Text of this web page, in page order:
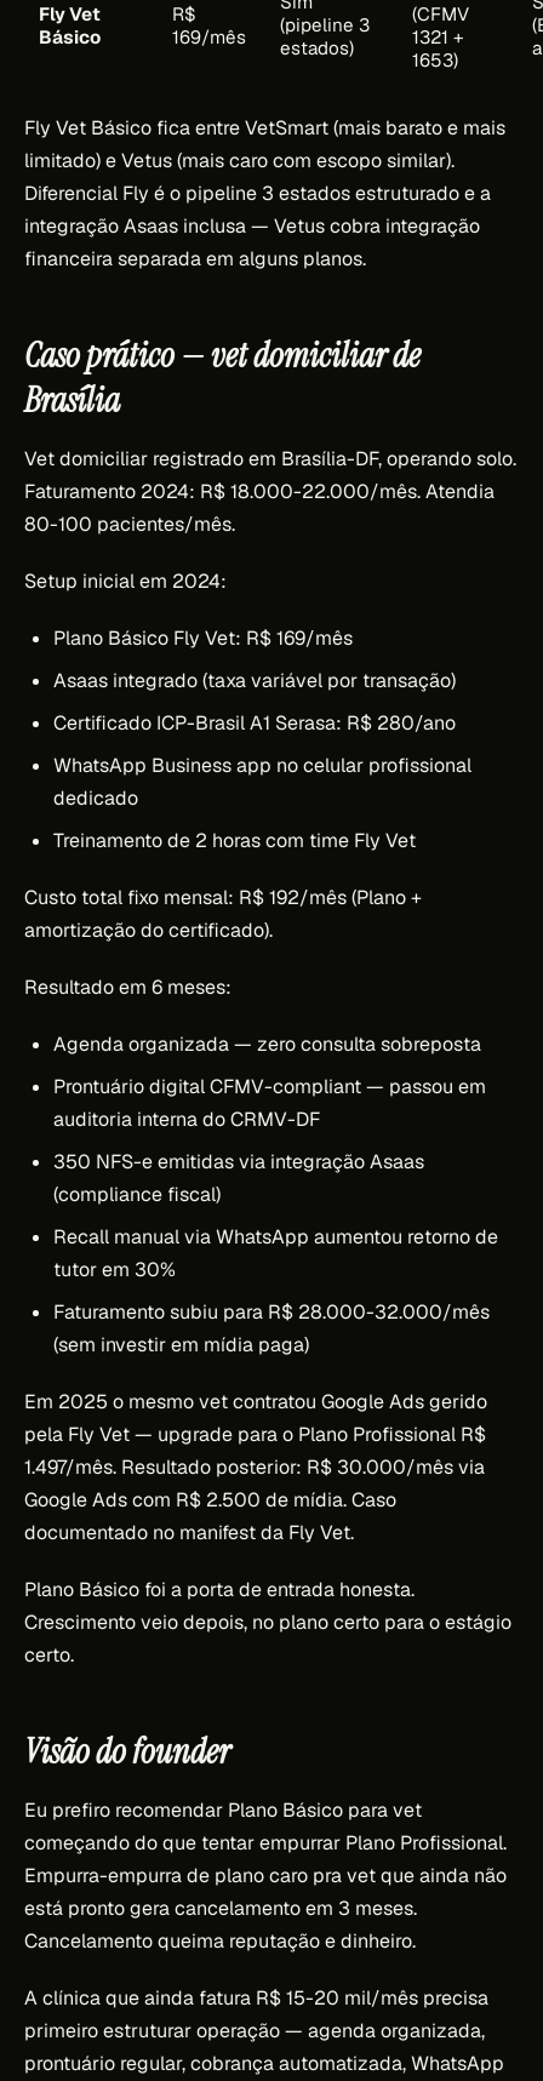
Fly Vet
Básico
R$
169/mês
(pipeline 3
estados)
(CFMV
1321 +
1653)
Fly Vet Básico fica entre VetSmart (mais barato e mais
limitado) e Vetus (mais caro com escopo similar).
Diferencial Fly é o pipeline 3 estados estruturado e a
integração Asaas inclusa — Vetus cobra integração
financeira separada em alguns planos.
Caso prático — vet domiciliar de
Brasília
Vet domiciliar registrado em Brasília-DF, operando solo.
Faturamento 2024: R$ 18.000-22.000/mês. Atendia
80-100 pacientes/mês.
Setup inicial em 2024:
Plano Básico Fly Vet: R$ 169/mês
Asaas integrado (taxa variável por transação)
Certificado ICP-Brasil A1 Serasa: R$ 280/ano
WhatsApp Business app no celular profissional
dedicado
Treinamento de 2 horas com time Fly Vet
Custo total fixo mensal: R$ 192/mês (Plano +
amortização do certificado).
Resultado em 6 meses:
Agenda organizada — zero consulta sobreposta
Prontuário digital CFMV-compliant — passou em
auditoria interna do CRMV-DF
350 NFS-e emitidas via integração Asaas
(compliance fiscal)
Recall manual via WhatsApp aumentou retorno de
tutor em 30%
Faturamento subiu para R$ 28.000-32.000/mês
(sem investir em mídia paga)
Em 2025 o mesmo vet contratou Google Ads gerido
pela Fly Vet — upgrade para o Plano Profissional R$
1.497/mês. Resultado posterior: R$ 30.000/mês via
Google Ads com R$ 2.500 de mídia. Caso
documentado no manifest da Fly Vet.
Plano Básico foi a porta de entrada honesta.
Crescimento veio depois, no plano certo para o estágio
certo.
Visão do founder
Eu prefiro recomendar Plano Básico para vet
começando do que tentar empurrar Plano Profissional.
Empurra-empurra de plano caro pra vet que ainda não
está pronto gera cancelamento em 3 meses.
Cancelamento queima reputação e dinheiro.
A clínica que ainda fatura R$ 15-20 mil/mês precisa
primeiro estruturar operação — agenda organizada,
prontuário regular, cobrança automatizada, WhatsApp